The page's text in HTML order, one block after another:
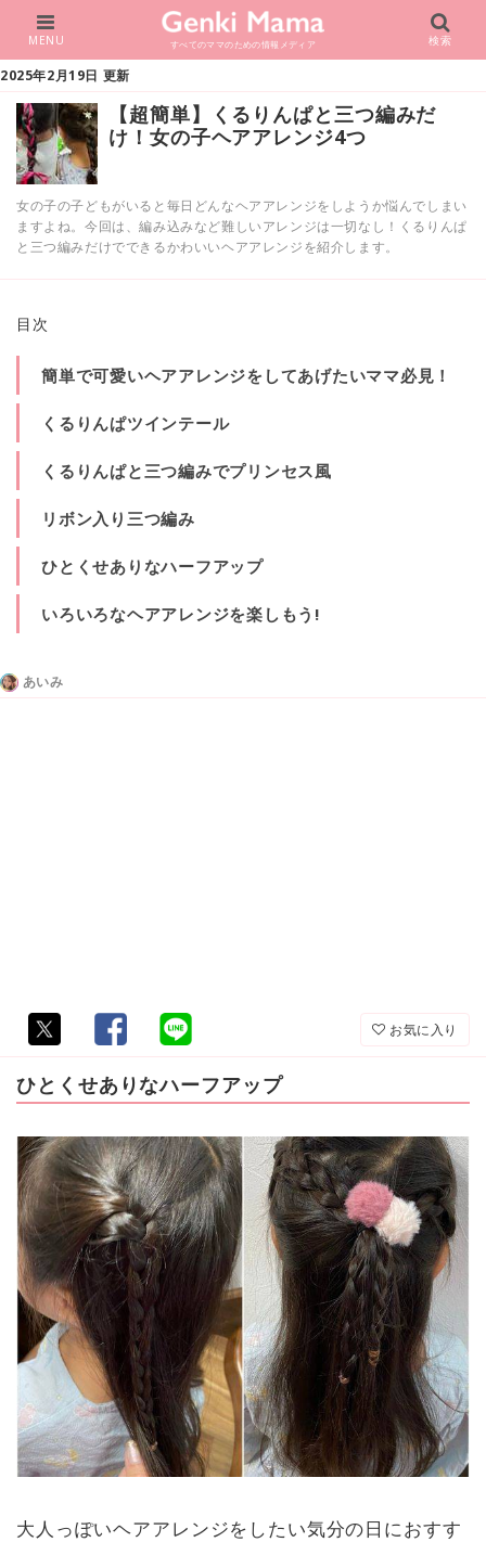
すべてのママのための情報メディア
MENU 検索
2025年2月19日 更新
【超簡単】くるりんぱと三つ編みだ
け！女の子ヘアアレンジ4つ
女の子の子どもがいると毎日どんなヘアアレンジをしようか悩んでしまい
ますよね。今回は、編み込みなど難しいアレンジは一切なし！くるりんぱ
と三つ編みだけでできるかわいいヘアアレンジを紹介します。
目次
簡単で可愛いヘアアレンジをしてあげたいママ必見！
くるりんぱツインテール
くるりんぱと三つ編みでプリンセス風
リボン入り三つ編み
ひとくせありなハーフアップ
いろいろなヘアアレンジを楽しもう!
あいみ
お気に入り
ひとくせありなハーフアップ
大人っぽいヘアアレンジをしたい気分の日におすす